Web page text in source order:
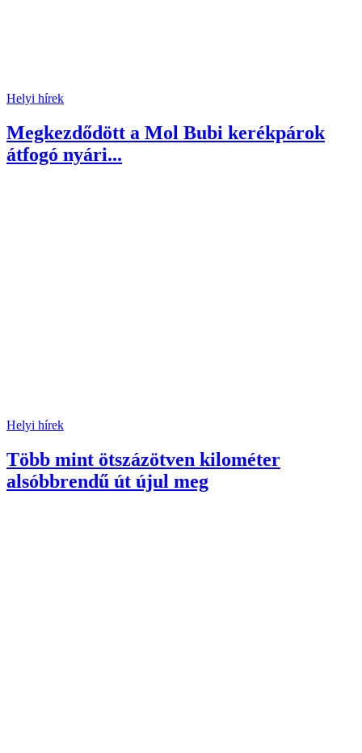
Helyi hírek
Megkezdődött a Mol Bubi kerékpárok
átfogó nyári...
Helyi hírek
Több mint ötszázötven kilométer
alsóbbrendű út újul meg